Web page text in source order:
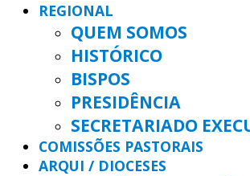
REGIONAL
QUEM SOMOS
HISTÓRICO
BISPOS
PRESIDÊNCIA
SECRETARIADO
COMISSÕES PASTORAIS
ARQUI / DIOCESES